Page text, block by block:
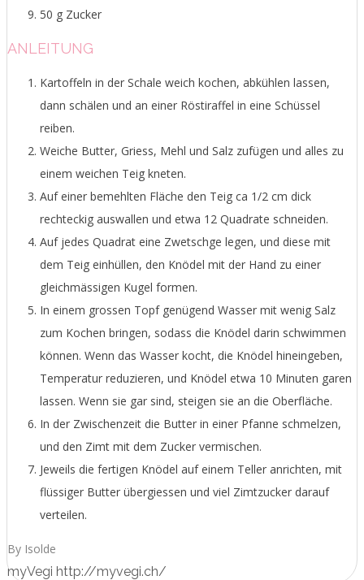
50 g Zucker
ANLEITUNG
Kartoffeln in der Schale weich kochen, abkühlen lassen,
dann schälen und an einer Röstiraffel in eine Schüssel
reiben.
Weiche Butter, Griess, Mehl und Salz zufügen und alles zu
einem weichen Teig kneten.
Auf einer bemehlten Fläche den Teig ca 1/2 cm dick
rechteckig auswallen und etwa 12 Quadrate schneiden.
Auf jedes Quadrat eine Zwetschge legen, und diese mit
dem Teig einhüllen, den Knödel mit der Hand zu einer
gleichmässigen Kugel formen.
In einem grossen Topf genügend Wasser mit wenig Salz
zum Kochen bringen, sodass die Knödel darin schwimmen
können. Wenn das Wasser kocht, die Knödel hineingeben,
Temperatur reduzieren, und Knödel etwa 10 Minuten garen
lassen. Wenn sie gar sind, steigen sie an die Oberfläche.
In der Zwischenzeit die Butter in einer Pfanne schmelzen,
und den Zimt mit dem Zucker vermischen.
Jeweils die fertigen Knödel auf einem Teller anrichten, mit
flüssiger Butter übergiessen und viel Zimtzucker darauf
verteilen.
By Isolde
myVegi http://myvegi.ch/